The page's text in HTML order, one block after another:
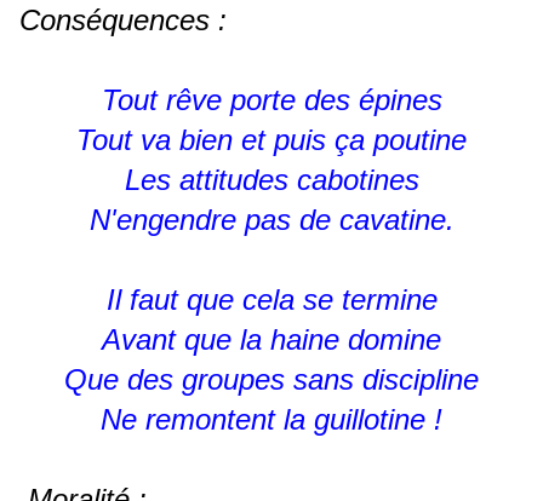
Conséquences :
Tout rêve porte des épines
Tout va bien et puis ça poutine
Les attitudes cabotines
N'engendre pas de cavatine.
Il faut que cela se termine
Avant que la haine domine
Que des groupes sans discipline
Ne remontent la guillotine !